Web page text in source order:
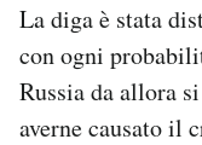
La diga è stata
con ogni
Russia da allora
averne causato il